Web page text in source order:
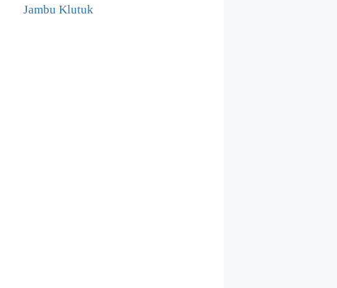
Jambu Klutuk